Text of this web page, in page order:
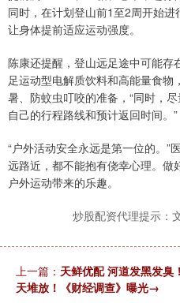
同时，在计划登山前1至2周开始进
让身体提前适应运动强度。
陈康还提醒，登山远足途中可能
足运动型电解质饮料和高能量食物
暑、防蚊虫叮咬的准备，“同时，
自己的行程路线和预计返回时间。”
“户外活动安全永远是第一位的。”
远路近，都不能抱有侥幸心理。做
户外运动带来的乐趣。
炒股配资代理提示：
上一篇： 天鲜优配 河道发黑发
天堆放！《财经调查》曝光→